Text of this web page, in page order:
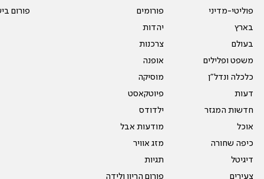
פוליטי-מדיני
בארץ
בעולם
משפט ופלילים
כלכלה ונדל"ן
דעות
חדשות המגזר
אוכל
כיפה שחורה
דיגיטל
צעירים
פורומים
יהדות
צרכנות
אופנה
מוסיקה
פיוטקאסט
ילדודס
מודעות אבל
מזג אוויר
תגיות
פורום הריון ולידה
פורום